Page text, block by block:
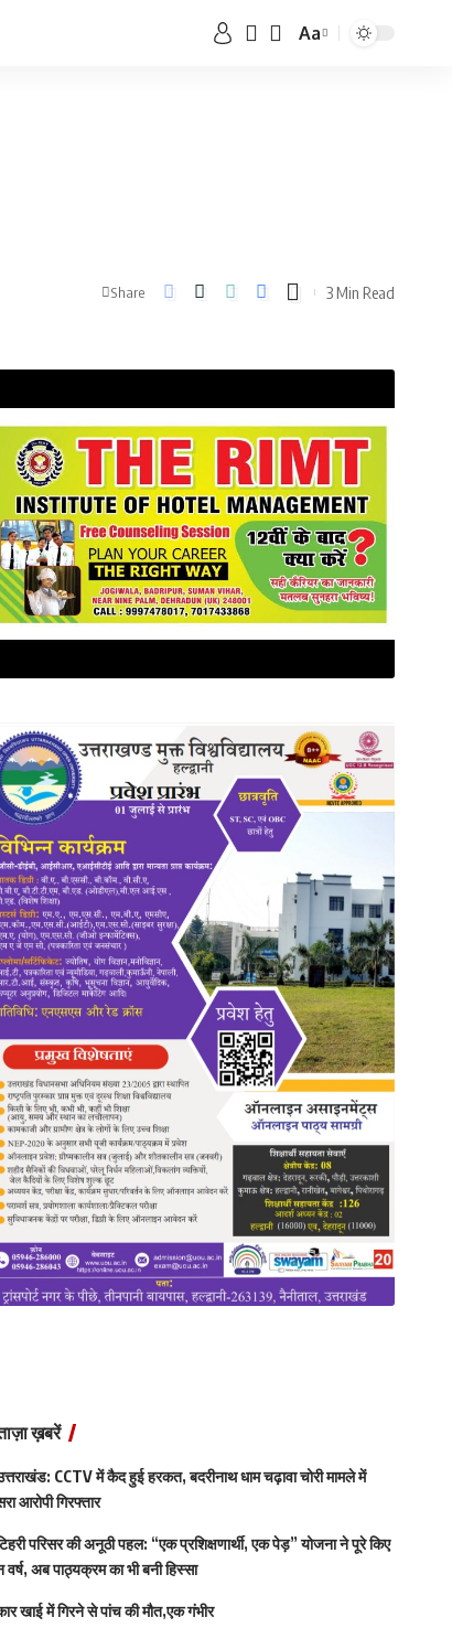
Aa
Share 3 Min Read
ख़बरें
CCTV में कैद हुई हरकत, बदरीनाथ धाम चढ़ावा चोरी मामले में
आरोपी गिरफ्तार
परिसर की अनूठी पहल: “एक प्रशिक्षणार्थी, एक पेड़” योजना ने पूरे किए
वर्ष, अब पाठ्यक्रम का भी बनी हिस्सा
खाई में गिरने से पांच की मौत,एक गंभीर